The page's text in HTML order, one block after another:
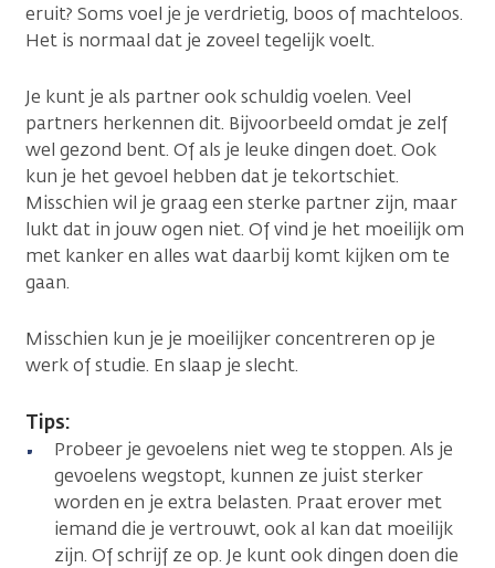
eruit? Soms voel je je verdrietig, boos of machteloos.
Het is normaal dat je zoveel tegelijk voelt.
Je kunt je als partner ook schuldig voelen. Veel
partners herkennen dit. Bijvoorbeeld omdat je zelf
wel gezond bent. Of als je leuke dingen doet. Ook
kun je het gevoel hebben dat je tekortschiet.
Misschien wil je graag een sterke partner zijn, maar
lukt dat in jouw ogen niet. Of vind je het moeilijk om
met kanker en alles wat daarbij komt kijken om te
gaan.
Misschien kun je je moeilijker concentreren op je
werk of studie. En slaap je slecht.
Tips:
Probeer je gevoelens niet weg te stoppen. Als je
gevoelens wegstopt, kunnen ze juist sterker
worden en je extra belasten. Praat erover met
iemand die je vertrouwt, ook al kan dat moeilijk
zijn. Of schrijf ze op. Je kunt ook dingen doen die